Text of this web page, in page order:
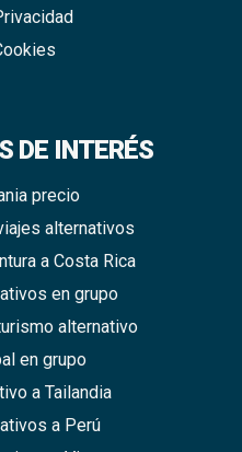
DE INTERÉS
precio
alternativos
a Costa Rica
en grupo
alternativo
en grupo
a Tailandia
a Perú